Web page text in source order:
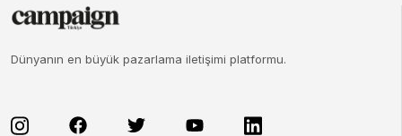
Dünyanın en büyük pazarlama iletişimi platformu.